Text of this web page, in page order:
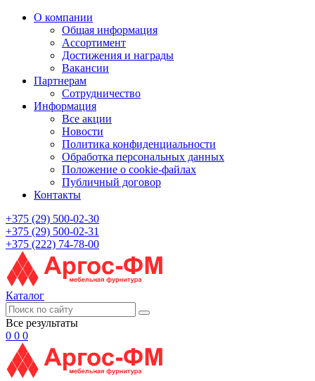
О компании
Общая информация
Ассортимент
Достижения и награды
Вакансии
Партнерам
Сотрудничество
Информация
Все акции
Новости
Политика конфиденциальности
Обработка персональных данных
Положение о cookie-файлах
Публичный договор
Контакты
+375 (29) 500-02-30
+375 (29) 500-02-31
+375 (222) 74-78-00
Каталог
Все результаты
0 0 0